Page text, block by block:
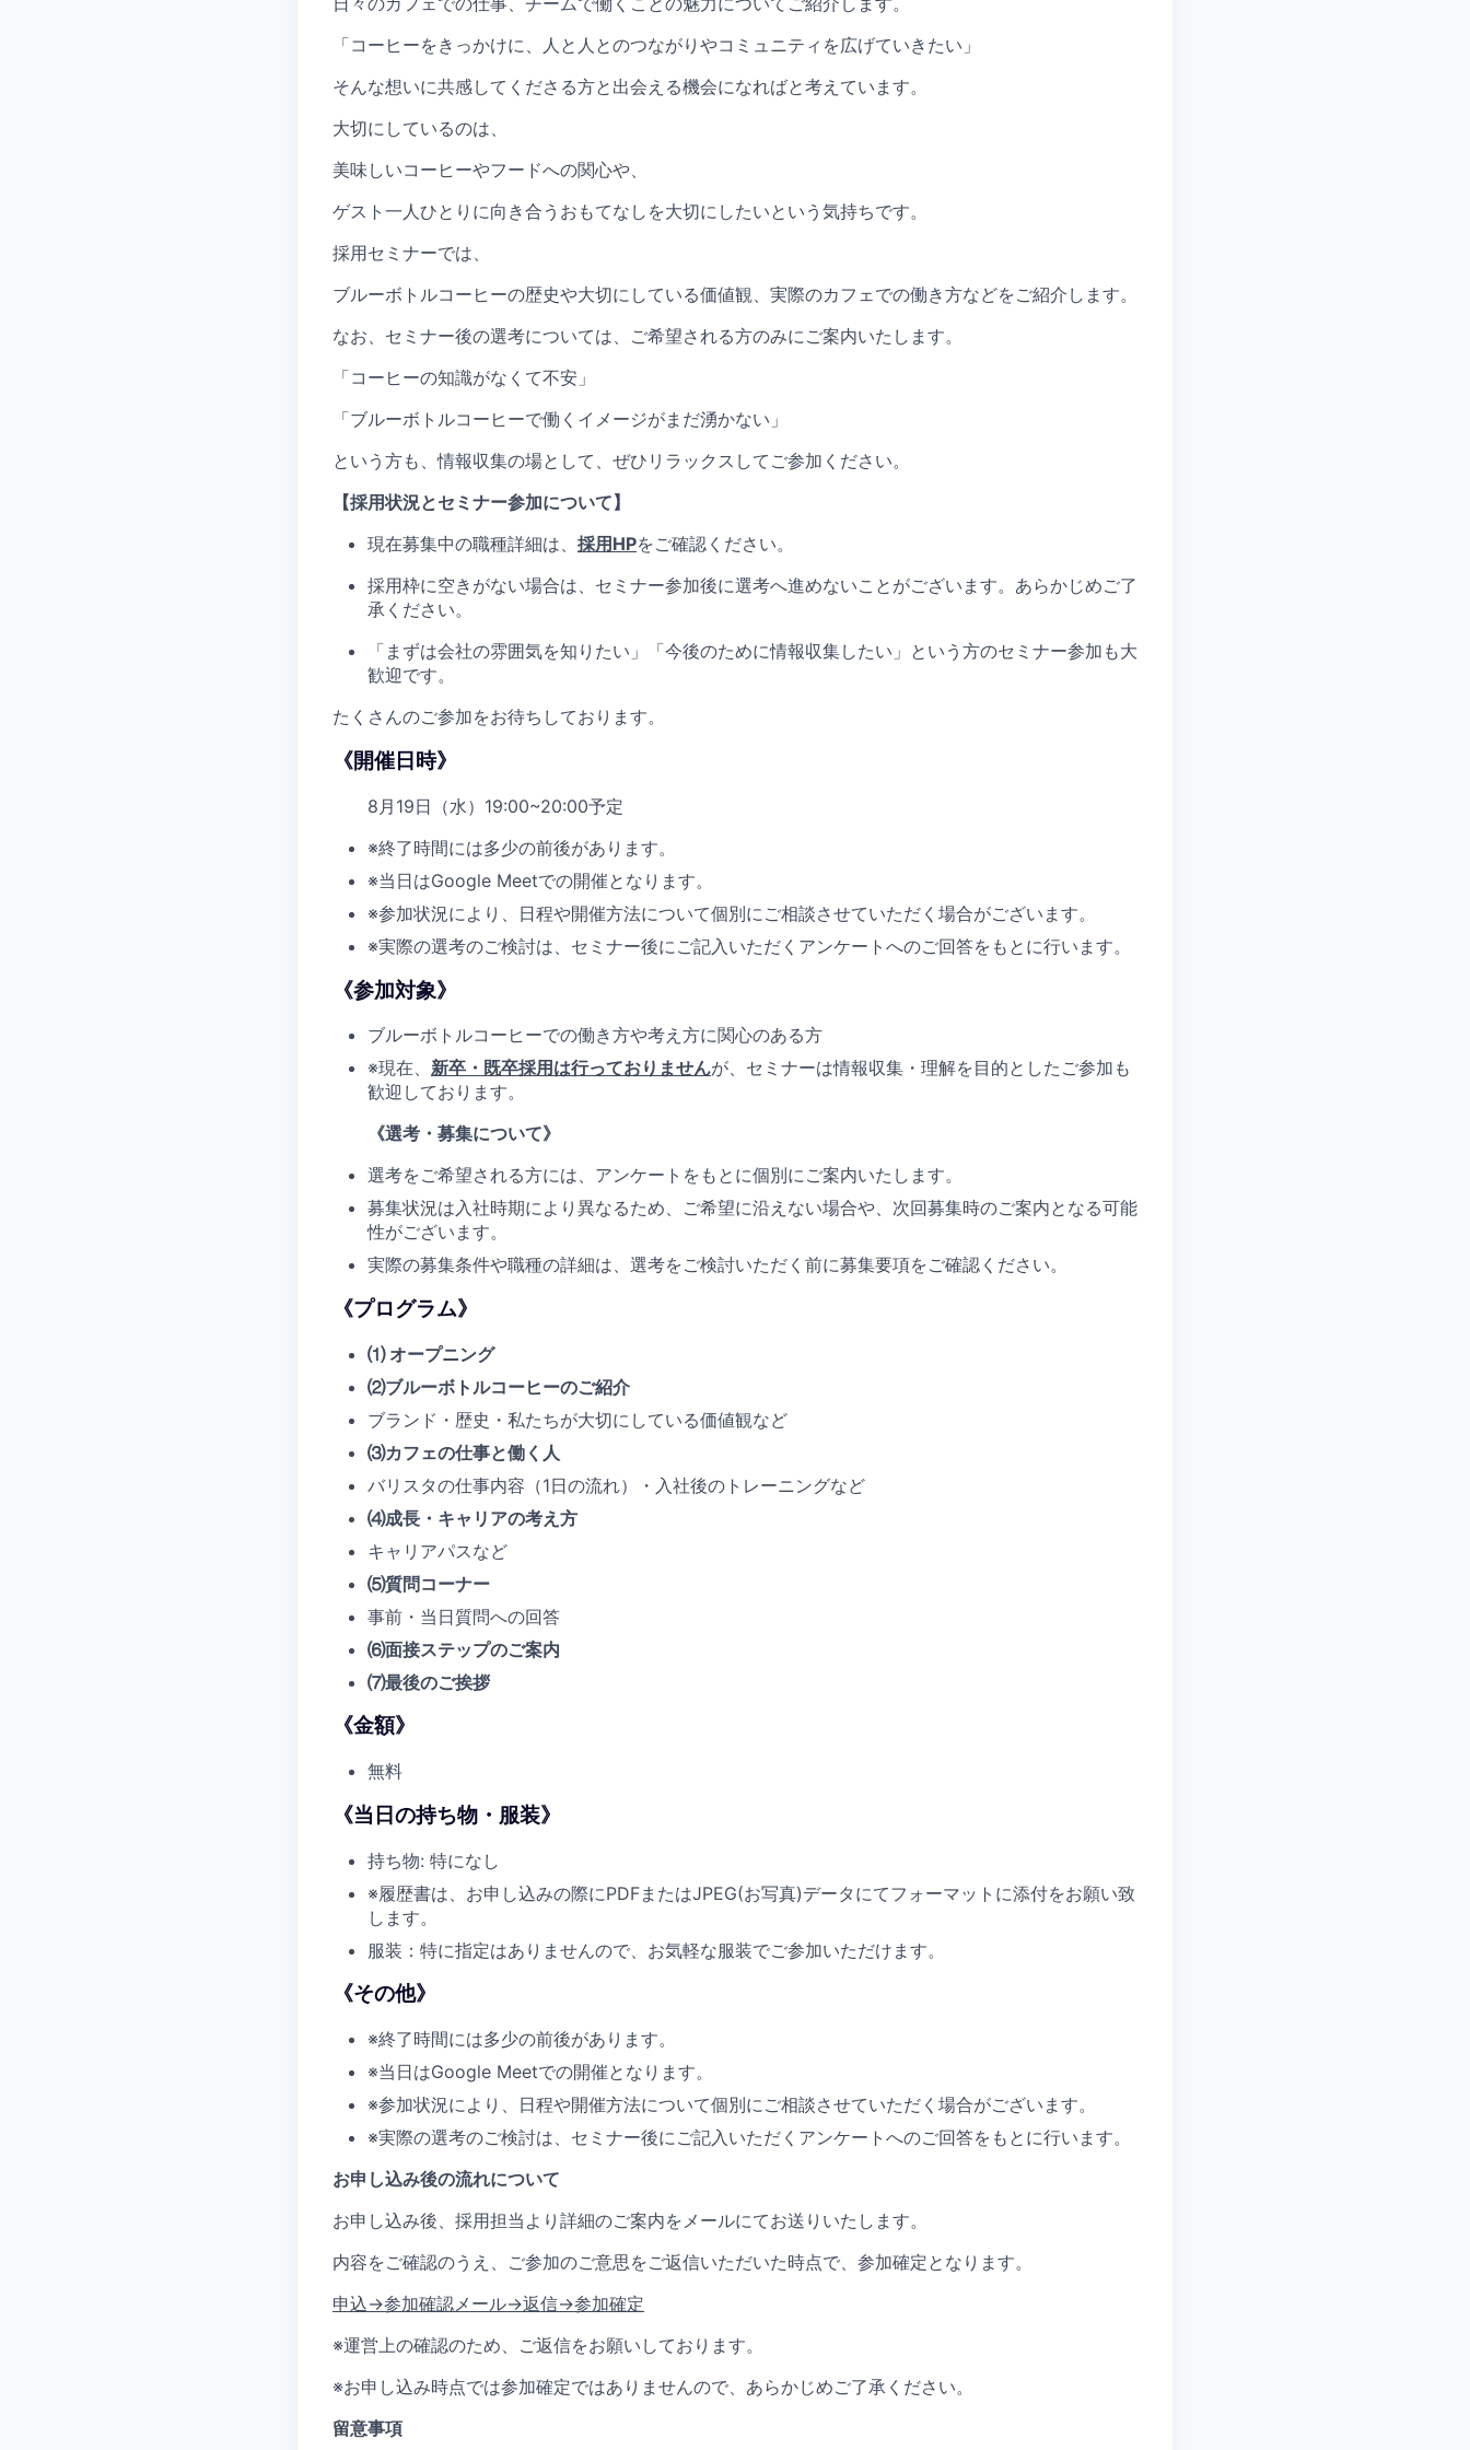
「コーヒーをきっかけに、人と人とのつながりやコミュニティを広げていきたい」
そんな想いに共感してくださる方と出会える機会になればと考えています。
大切にしているのは、
美味しいコーヒーやフードへの関心や、
ゲスト一人ひとりに向き合うおもてなしを大切にしたいという気持ちです。
採用セミナーでは、
ブルーボトルコーヒーの歴史や大切にしている価値観、実際のカフェでの働き方などをご紹介します。
なお、セミナー後の選考については、ご希望される方のみにご案内いたします。
「コーヒーの知識がなくて不安」
「ブルーボトルコーヒーで働くイメージがまだ湧かない」
という方も、情報収集の場として、ぜひリラックスしてご参加ください。
【採用状況とセミナー参加について】
現在募集中の職種詳細は、 採用HPをご確認ください。
採用枠に空きがない場合は、セミナー参加後に選考へ進めないことがございます。あらかじめご了
承ください。
「まずは会社の雰囲気を知りたい」「今後のために情報収集したい」という方のセミナー参加も大
歓迎です。
たくさんのご参加をお待ちしております。
《開催日時》
8月19日（水）19:00~20:00予定
※終了時間には多少の前後があります。
※当日はGoogle Meetでの開催となります。
※参加状況により、日程や開催方法について個別にご相談させていただく場合がございます。
※実際の選考のご検討は、セミナー後にご記入いただくアンケートへのご回答をもとに行います。
《参加対象》
ブルーボトルコーヒーでの働き方や考え方に関心のある方
※現在、 新卒・既卒採用は行っておりませんが、セミナーは情報収集・理解を目的としたご参加も
歓迎しております。
《選考・募集について》
選考をご希望される方には、アンケートをもとに個別にご案内いたします。
募集状況は入社時期により異なるため、ご希望に沿えない場合や、次回募集時のご案内となる可能
性がございます。
実際の募集条件や職種の詳細は、選考をご検討いただく前に募集要項をご確認ください。
《プログラム》
⑴ オープニング
⑵ブルーボトルコーヒーのご紹介
ブランド・歴史・私たちが大切にしている価値観など
⑶カフェの仕事と働く人
バリスタの仕事内容（1日の流れ）・入社後のトレーニングなど
⑷成長・キャリアの考え方
キャリアパスなど
⑸質問コーナー
事前・当日質問への回答
⑹面接ステップのご案内
⑺最後のご挨拶
《金額》
無料
《当日の持ち物・服装》
持ち物: 特になし
※履歴書は、お申し込みの際にPDFまたはJPEG(お写真)データにてフォーマットに添付をお願い致
します。
服装：特に指定はありませんので、お気軽な服装でご参加いただけます。
《その他》
※終了時間には多少の前後があります。
※当日はGoogle Meetでの開催となります。
※参加状況により、日程や開催方法について個別にご相談させていただく場合がございます。
※実際の選考のご検討は、セミナー後にご記入いただくアンケートへのご回答をもとに行います。
お申し込み後の流れについて
お申し込み後、採用担当より詳細のご案内をメールにてお送りいたします。
内容をご確認のうえ、ご参加のご意思をご返信いただいた時点で、参加確定となります。
申込→参加確認メール→返信→参加確定
※運営上の確認のため、ご返信をお願いしております。
※お申し込み時点では参加確定ではありませんので、あらかじめご了承ください。
留意事項